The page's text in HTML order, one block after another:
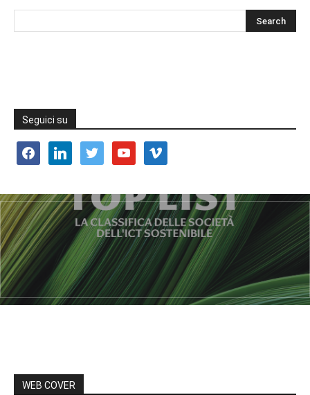
Seguici su
facebooklinkedin twitter youtube vimeo
WEB COVER